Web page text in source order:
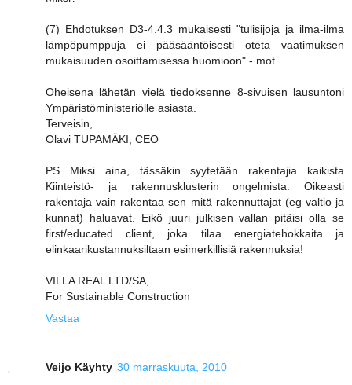
(7) Ehdotuksen D3-4.4.3 mukaisesti "tulisijoja ja ilma-ilma
lämpöpumppuja ei pääsääntöisesti oteta vaatimuksen
mukaisuuden osoittamisessa huomioon" - mot.
Oheisena lähetän vielä tiedoksenne 8-sivuisen lausuntoni
Ympäristöministeriölle asiasta.
Terveisin,
Olavi TUPAMÄKI, CEO
PS Miksi aina, tässäkin syytetään rakentajia kaikista
Kiinteistö- ja rakennusklusterin ongelmista. Oikeasti
rakentaja vain rakentaa sen mitä rakennuttajat (eg valtio ja
kunnat) haluavat. Eikö juuri julkisen vallan pitäisi olla se
first/educated client, joka tilaa energiatehokkaita ja
elinkaarikustannuksiltaan esimerkillisiä rakennuksia!
VILLA REAL LTD/SA,
For Sustainable Construction
Vastaa
Veijo Käyhty 30 marraskuuta, 2010